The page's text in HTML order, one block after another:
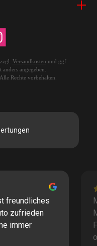
Versandkosten und ggf.
angegeben.
Rechte vorbehalten.
freundliches
zufrieden
immer